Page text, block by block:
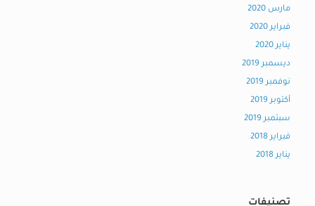
مارس 2020
فبراير 2020
يناير 2020
ديسمبر 2019
نوفمبر 2019
أكتوبر 2019
سبتمبر 2019
فبراير 2018
يناير 2018
تصنيفات